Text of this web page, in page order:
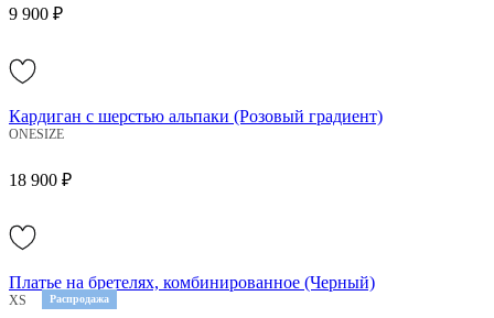
9 900 ₽
Кардиган с шерстью альпаки (Розовый градиент)
ONESIZE
18 900 ₽
Распродажа
Платье на бретелях, комбинированное (Черный)
XS M L